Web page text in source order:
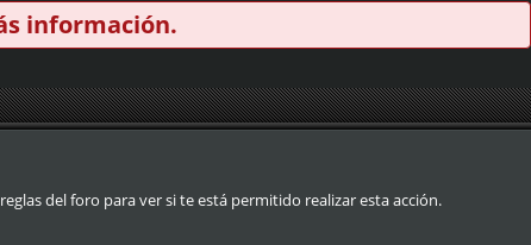
información.
del foro para ver si te está permitido realizar esta acción.